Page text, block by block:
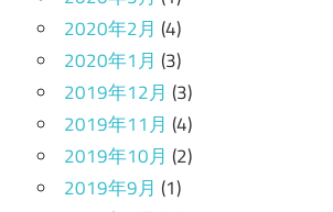
2020年2月 (4)
2020年1月 (3)
2019年12月 (3)
2019年11月 (4)
2019年10月 (2)
2019年9月 (1)